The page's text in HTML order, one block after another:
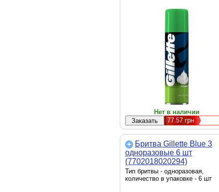
Нет в наличии
77.57 грн
Бритва Gillette Blue 3
одноразовые 6 шт
(7702018020294)
Тип бритвы - одноразовая,
количество в упаковке - 6 шт